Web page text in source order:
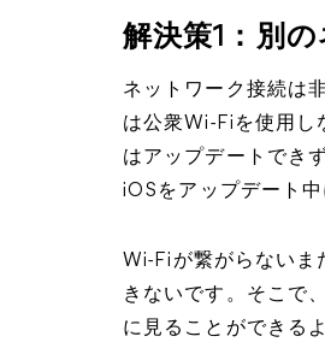
解決策1：別
ネットワーク接続は
は公衆Wi-Fiを使用し
はアップデートでき
iOSをアップデート
Wi-Fiが繋がらないま
きないです。そこで
に見ることができる